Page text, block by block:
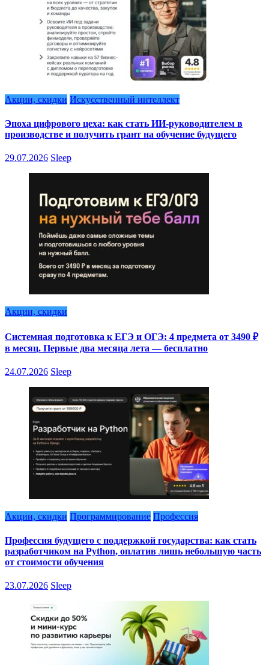
Акции, скидки Искусственный интеллект
Эпоха цифрового цеха: как стать ИИ-руководителем в
производстве и получить грант на обучение будущего
29.07.2026 Sleep
Акции, скидки
Системная подготовка к ЕГЭ и ОГЭ: 4 предмета от 3490 ₽
в месяц. Первые два месяца лета — бесплатно
24.07.2026 Sleep
Акции, скидки Программирование Профессия
Профессия будущего с поддержкой государства: как стать
разработчиком на Python, оплатив лишь небольшую часть
от стоимости обучения
23.07.2026 Sleep